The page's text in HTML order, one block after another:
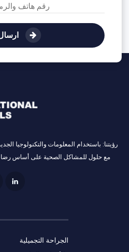
رؤيتنا: باستخدام المعلومات والتكنولوجيا
مع حلول للمشاكل الصحية على أساس
الجراحة التجميلية